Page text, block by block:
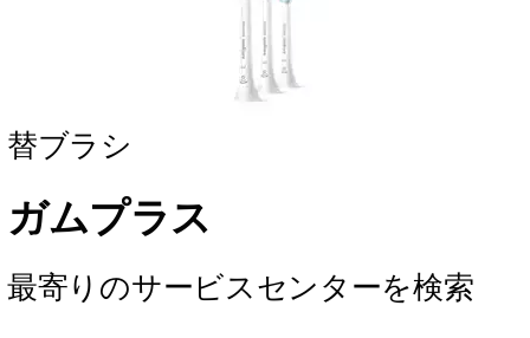
替ブラシ
ガムプラス
最寄りのサービスセンターを検索